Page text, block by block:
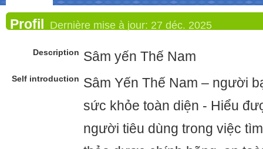
Profil Dernière mise à jour: 27 déc. 2025
Description Sâm yến Thế Nam
Self introduction Sâm Yến Thế Nam – người
sức khỏe toàn diện - Hiểu
người tiêu dùng trong việc